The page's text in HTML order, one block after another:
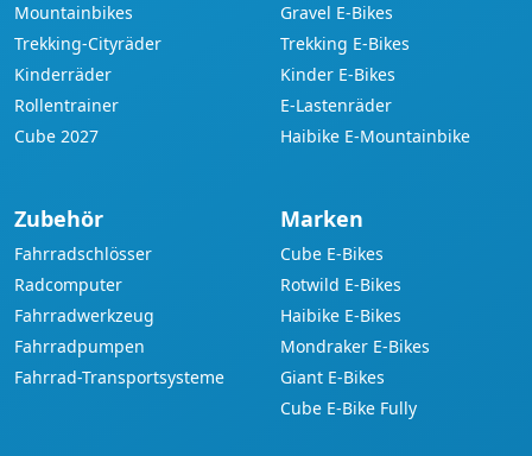
Mountainbikes
Trekking-Cityräder
Kinderräder
Rollentrainer
Cube 2027
Gravel E-Bikes
Trekking E-Bikes
Kinder E-Bikes
E-Lastenräder
Haibike E-Mountainbike
Zubehör
Fahrradschlösser
Radcomputer
Fahrradwerkzeug
Fahrradpumpen
Fahrrad-Transportsysteme
Marken
Cube E-Bikes
Rotwild E-Bikes
Haibike E-Bikes
Mondraker E-Bikes
Giant E-Bikes
Cube E-Bike Fully